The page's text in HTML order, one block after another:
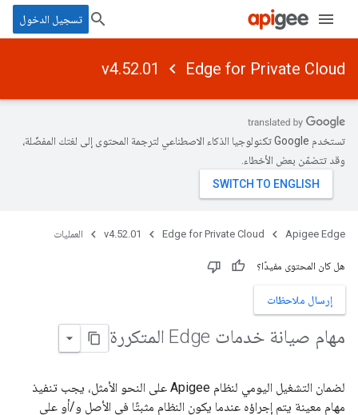
تسجيل الدخول
Edge for Private Cloud
v4.52.01
تستخدم Google تكنولوجيا الذكاء الاصطناعي لترجمة المحتوى إلى لغتك المفضّلة،
وقد تتضمّن بعض الأخطاء.
Apigee Edge
Edge for Private Cloud
v4.52.01 العمليات
هل كان المحتوى مفيدًا؟
إرسال ملاحظات
مهام صيانة خدمات Edge المتكررة
لضمان التشغيل اليومي لنظام Apigee على النحو الأمثل، يجب تنفيذ
مهام معينة يتم إجراؤه عندما يكون النظام مثبتًا في الأصل و/أو على